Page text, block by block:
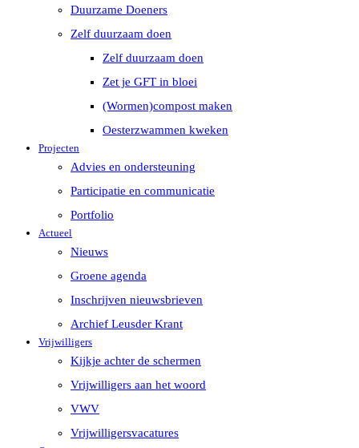
Duurzame Doeners
Zelf duurzaam doen
Zelf duurzaam doen
Zet je GFT in bloei
(Wormen)compost maken
Oesterzwammen kweken
Projecten
Advies en ondersteuning
Participatie en communicatie
Portfolio
Actueel
Nieuws
Groene agenda
Inschrijven nieuwsbrieven
Archief Leusder Krant
Vrijwilligers
Kijkje achter de schermen
Vrijwilligers aan het woord
VWV
Vrijwilligersvacatures